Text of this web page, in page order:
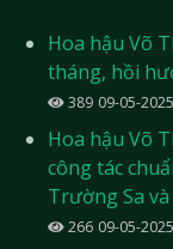
Hoa hậu Võ
tháng, hồi
389 09-05-2025
Hoa hậu Võ
công tác
Trường Sa
266 09-05-2025